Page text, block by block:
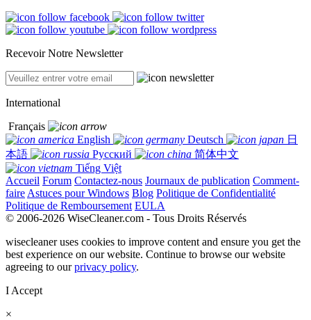
Recevoir Notre Newsletter
International
Français
English
Deutsch
日
本語
Русский
简体中文
Tiếng Việt
Accueil Forum Contactez-nous Journaux de publication Comment-
faire Astuces pour Windows Blog Politique de Confidentialité
Politique de Remboursement EULA
© 2006-2026 WiseCleaner.com - Tous Droits Réservés
wisecleaner uses cookies to improve content and ensure you get the
best experience on our website. Continue to browse our website
agreeing to ourprivacy policy.
I Accept
×